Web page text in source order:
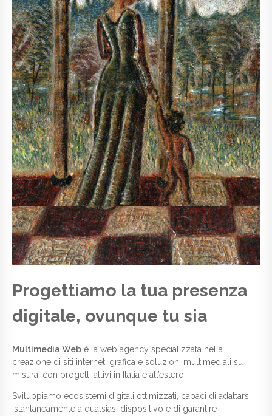
Progettiamo la tua presenza
digitale, ovunque tu sia
Multimedia Web è la web agency specializzata nella
creazione di siti internet, grafica e soluzioni multimediali su
misura, con progetti attivi in Italia e all’estero.
Sviluppiamo ecosistemi digitali ottimizzati, capaci di adattarsi
istantaneamente a qualsiasi dispositivo e di garantire